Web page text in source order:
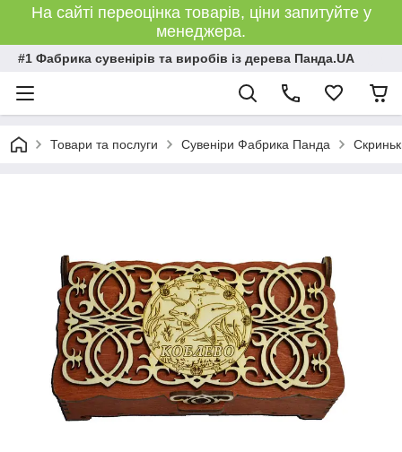
На сайті переоцінка товарів, ціни запитуйте у
менеджера.
#1 Фабрика сувенірів та виробів із дерева Панда.UA
Товари та послуги Сувеніри Фабрика Панда